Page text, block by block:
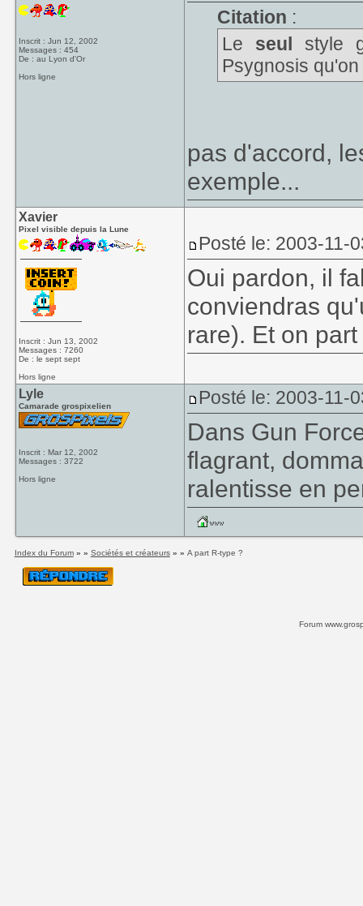
Inscrit : Jun 12, 2002
Messages : 454
De : au Lyon d'Or
Hors ligne
Citation :
Le seul style
Psygnosis
pas d'accord,
exemple...
Xavier
Pixel visible depuis la Lune
Inscrit : Jun 13, 2002
Messages : 7260
De : le sept sept
Hors ligne
Posté le: 2003-11-
Oui pardon, il
conviendras
rare). Et on
Lyle
Camarade grospixelien
Inscrit : Mar 12, 2002
Messages : 3722
Hors ligne
Posté le: 2003-11-
Dans Gun
flagrant,
ralentisse en
Index du Forum» » Sociétés et créateurs» » A part R-type ?
Forum